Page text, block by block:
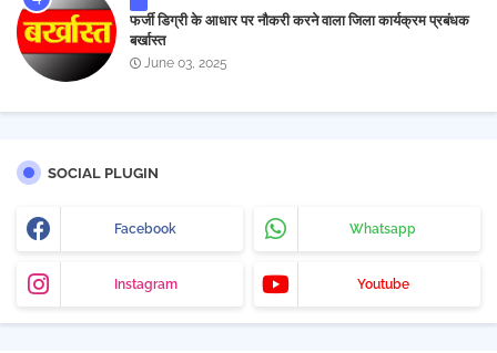
फर्जी डिग्री के आधार पर नौकरी करने वाला जिला कार्यक्रम प्रबंधक
बर्खास्त
June 03, 2025
SOCIAL PLUGIN
Facebook Whatsapp
Instagram Youtube